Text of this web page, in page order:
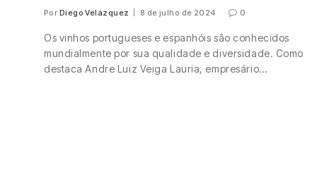
Por Diego Velázquez 8 de julho de 2024 0
Os vinhos portugueses e espanhóis são conhecidos
mundialmente por sua qualidade e diversidade. Como
destaca Andre Luiz Veiga Lauria, empresário…